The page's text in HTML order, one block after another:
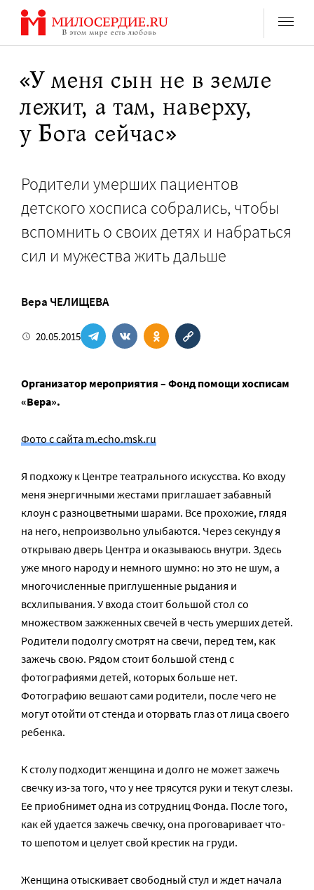
Перейти
содержанию
«У меня сын не в земле
лежит, а там, наверху,
у Бога сейчас»
Родители умерших пациентов
детского хосписа собрались, чтобы
вспомнить о своих детях и набраться
сил и мужества жить дальше
Вера ЧЕЛИЩЕВА
20.05.2015
Организатор мероприятия – Фонд помощи хосписам
«Вера».
Фото с сайта m.echo.msk.ru
Я подхожу к Центрe театрального искусства. Ко входу
меня энергичными жестами приглашает забавный
клоун с разноцветными шарами. Все прохожие, глядя
на него, непроизвольно улыбаются. Через секунду я
открываю дверь Центра и оказываюсь внутри. Здесь
уже много народу и немного шумно: но это не шум, а
многочисленные приглушенные рыдания и
всхлипывания. У входа стоит большой стол со
множеством зажженных свечей в честь умерших детей.
Родители подолгу смотрят на свечи, перед тем, как
зажечь свою. Рядом стоит большой стенд с
фотографиями детей, которых больше нет.
Фотографию вешают сами родители, после чего не
могут отойти от стенда и оторвать глаз от лица своего
ребенка.
К столу подходит женщина и долго не может зажечь
свечку из-за того, что у нее трясутся руки и текут слезы.
Ее приобнимет одна из сотрудниц Фонда. После того,
как ей удается зажечь свечку, она проговаривает что-
то шепотом и целует свой крестик на груди.
Женщина отыскивает свободный стул и ждет начала